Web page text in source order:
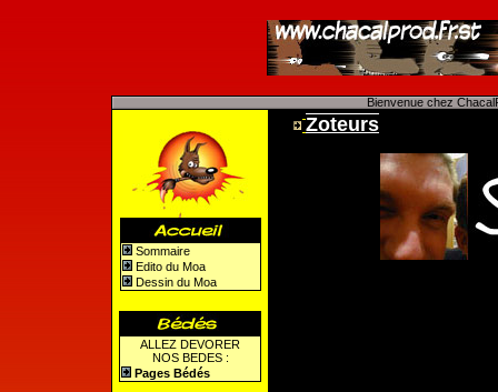
Bienvenue chez
Sommaire
Edito du Moa
Dessin du Moa
ALLEZ DEVORER
NOS BEDES :
Pages Bédés
Zoteurs